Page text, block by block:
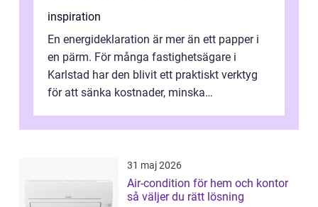
inspiration
En energideklaration är mer än ett papper i
en pärm. För många fastighetsägare i
Karlstad har den blivit ett praktiskt verktyg
för att sänka kostnader, minska
31 maj 2026
Air-condition för hem och kontor
så väljer du rätt lösning